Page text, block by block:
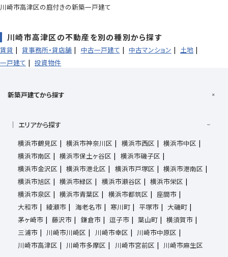
川崎市高津区の庭付きの新築一戸建て
川崎市高津区の不動産を別の種別から探す
賃貸 貸事務所・貸店舗 中古一戸建て 中古マンション
土地
一戸建て
投資物件
新築戸建てから探す
エリアから探す
横浜市鶴見区
横浜市神奈川区 横浜市西区
横浜市中区
横浜市南区
横浜市保土ヶ谷区
横浜市磯子区
横浜市金沢区
横浜市港北区 横浜市戸塚区
横浜市港南区
横浜市旭区
横浜市緑区 横浜市瀬谷区
横浜市栄区
横浜市泉区
横浜市青葉区 横浜市都筑区
座間市
大和市
綾瀬市 海老名市 寒川町 平塚市
大磯町
茅ヶ崎市
藤沢市 鎌倉市 逗子市 葉山町
横須賀市
三浦市
川崎市川崎区 川崎市幸区
川崎市中原区
川崎市高津区
川崎市多摩区 川崎市宮前区 川崎市麻生区